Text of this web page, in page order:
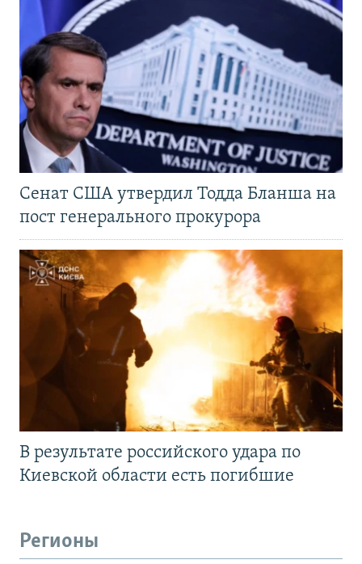
Сенат США утвердил Тодда Бланша на
пост генерального прокурора
В результате российского удара по
Киевской области есть погибшие
Регионы